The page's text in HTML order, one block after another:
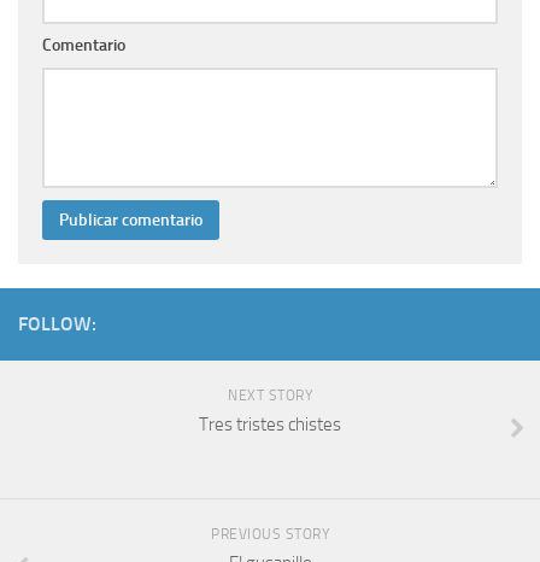
Comentario
FOLLOW:
NEXT STORY
Tres tristes chistes
PREVIOUS STORY